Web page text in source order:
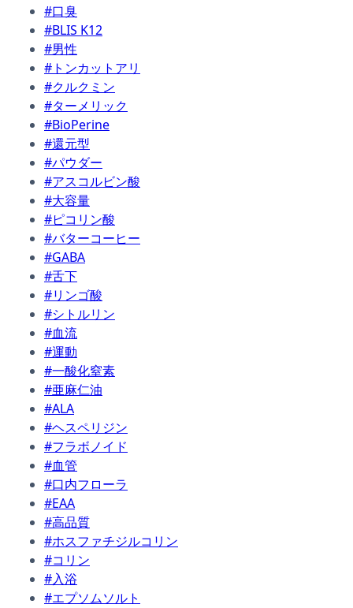
#口臭
#BLIS K12
#男性
#トンカットアリ
#クルクミン
#ターメリック
#BioPerine
#還元型
#パウダー
#アスコルビン酸
#大容量
#ピコリン酸
#バターコーヒー
#GABA
#舌下
#リンゴ酸
#シトルリン
#血流
#運動
#一酸化窒素
#亜麻仁油
#ALA
#ヘスペリジン
#フラボノイド
#血管
#口内フローラ
#EAA
#高品質
#ホスファチジルコリン
#コリン
#入浴
#エプソムソルト